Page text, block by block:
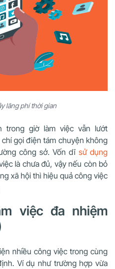
lãng phí thời gian
trong giờ làm việc vẫn lướt
gọi điện tám chuyện không
công sở. Vốn dĩsử dụng
là chưa đủ, vậy nếu còn bỏ
xã hội thì hiệu quả công việc
việc đa nhiệm
nhiều công việc trong cùng
Ví dụ như trường hợp vừa